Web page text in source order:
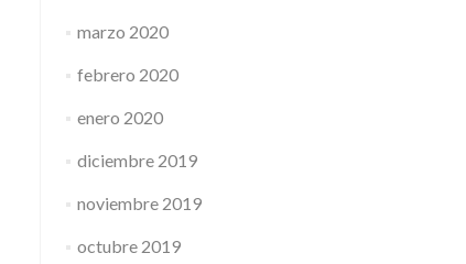
marzo 2020
febrero 2020
enero 2020
diciembre 2019
noviembre 2019
octubre 2019